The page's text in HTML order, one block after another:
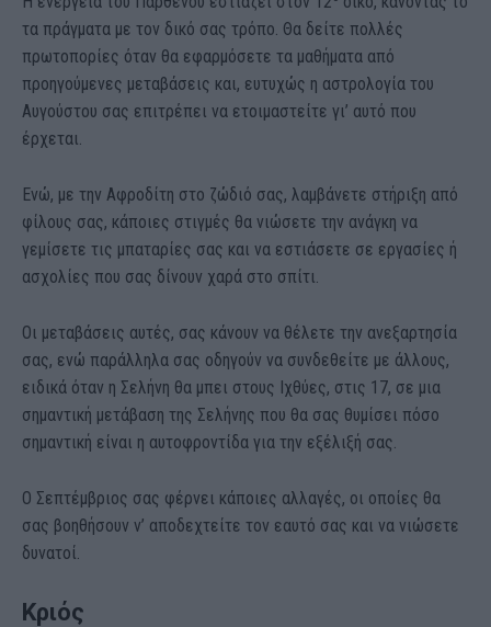
τα πράγματα με τον δικό σας τρόπο. Θα δείτε πολλές
πρωτοπορίες όταν θα εφαρμόσετε τα μαθήματα από
προηγούμενες μεταβάσεις και, ευτυχώς η αστρολογία του
Αυγούστου σας επιτρέπει να ετοιμαστείτε γι’ αυτό που
έρχεται.
Ενώ, με την Αφροδίτη στο ζώδιό σας, λαμβάνετε στήριξη από
φίλους σας, κάποιες στιγμές θα νιώσετε την ανάγκη να
γεμίσετε τις μπαταρίες σας και να εστιάσετε σε εργασίες ή
ασχολίες που σας δίνουν χαρά στο σπίτι.
Οι μεταβάσεις αυτές, σας κάνουν να θέλετε την ανεξαρτησία
σας, ενώ παράλληλα σας οδηγούν να συνδεθείτε με άλλους,
ειδικά όταν η Σελήνη θα μπει στους Ιχθύες, στις 17, σε μια
σημαντική μετάβαση της Σελήνης που θα σας θυμίσει πόσο
σημαντική είναι η αυτοφροντίδα για την εξέλιξή σας.
Ο Σεπτέμβριος σας φέρνει κάποιες αλλαγές, οι οποίες θα
σας βοηθήσουν ν’ αποδεχτείτε τον εαυτό σας και να νιώσετε
δυνατοί.
Κριός